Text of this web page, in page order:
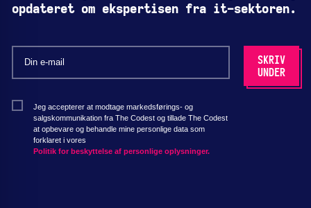
opdateret om ekspertisen fra it-sektoren.
Jeg accepterer at modtage markedsførings- og
salgskommunikation fra The Codest og tillade The Codest
at opbevare og behandle mine personlige data som
forklaret i vores
Politik for beskyttelse af personlige oplysninger.